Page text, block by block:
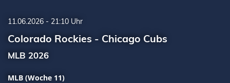
11.06.2026 - 21:10 Uhr
Colorado Rockies - Chicago Cubs
MLB 2026
MLB (Woche 11)